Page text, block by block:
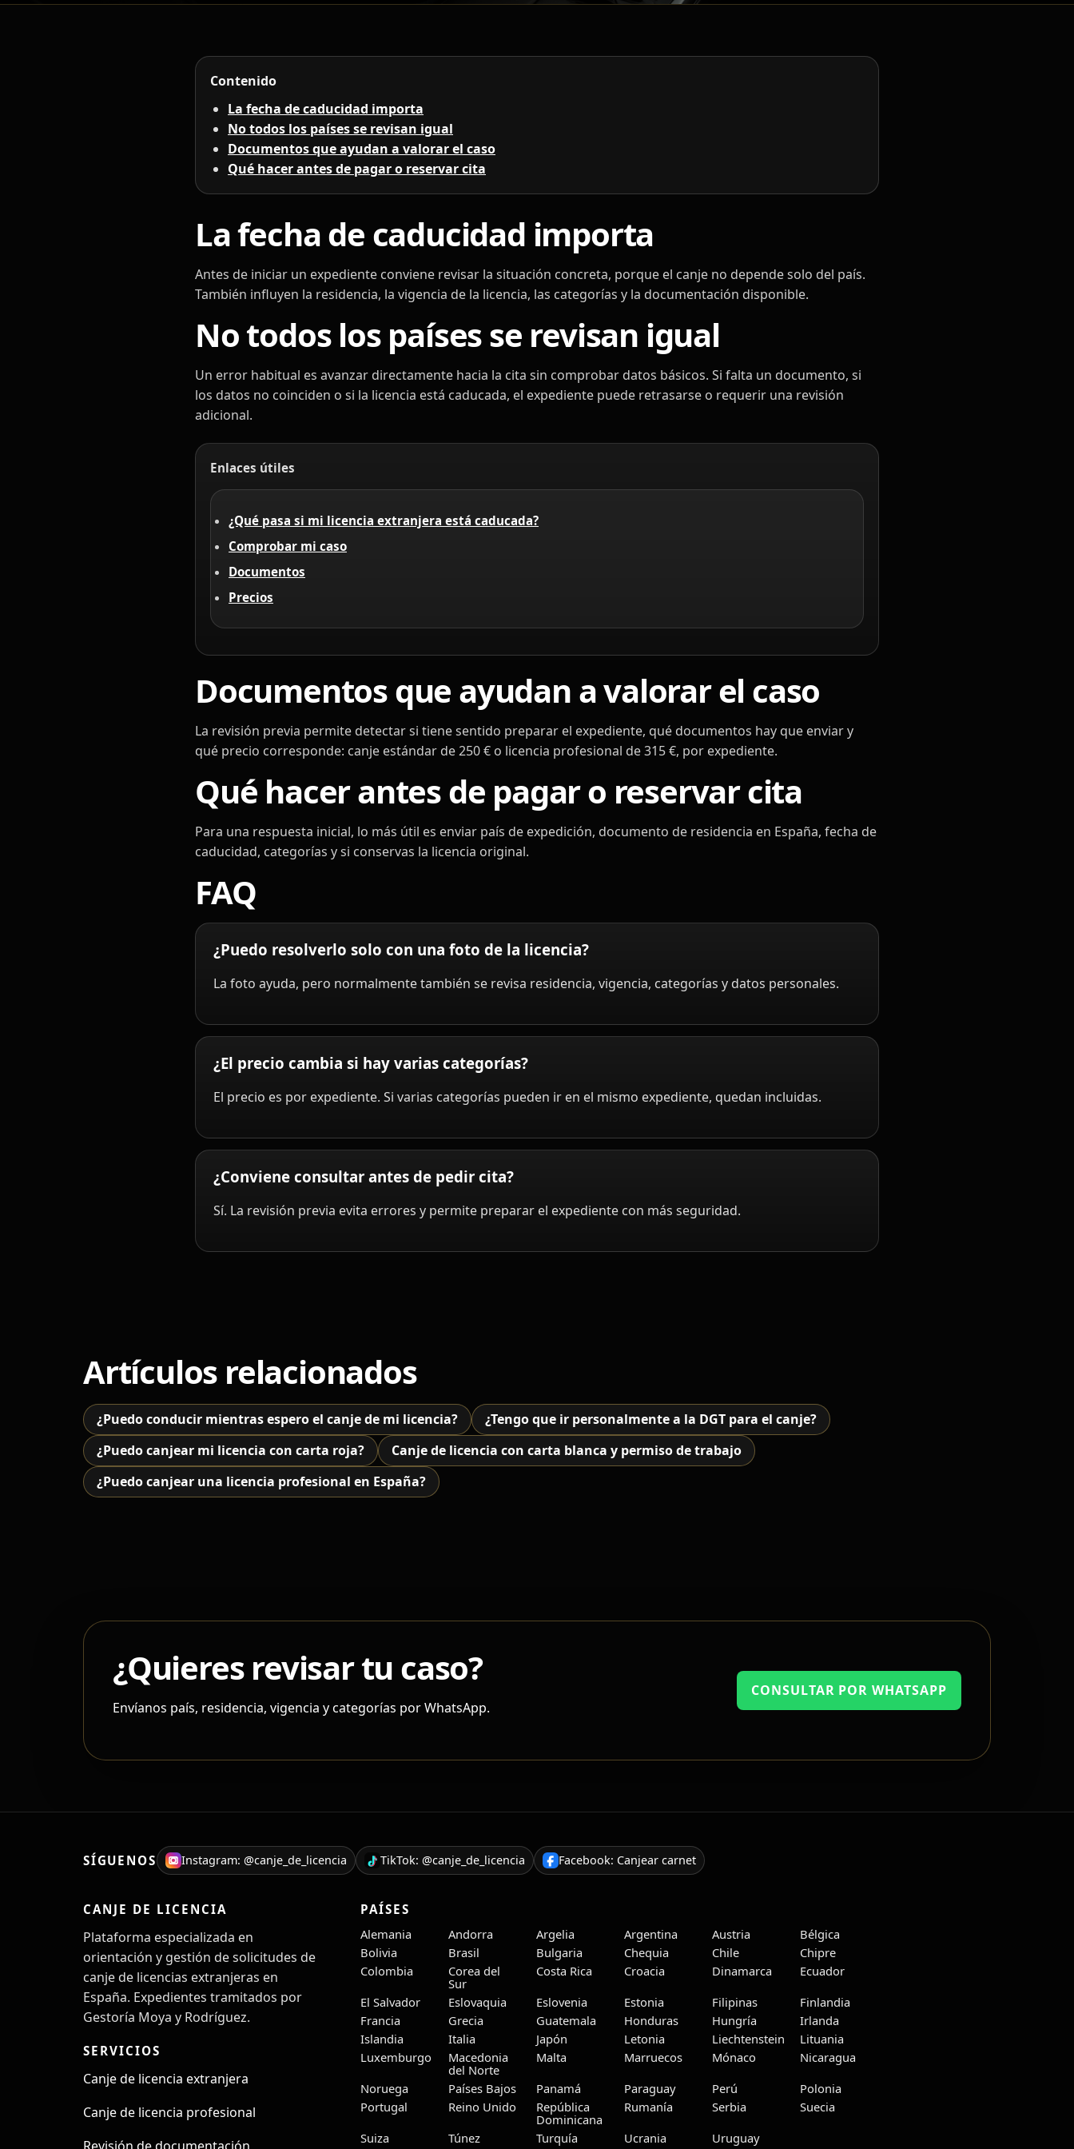
Contenido
La fecha de caducidad importa
No todos los países se revisan igual
Documentos que ayudan a valorar el caso
Qué hacer antes de pagar o reservar cita
La fecha de caducidad importa
Antes de iniciar un expediente conviene revisar la situación concreta, porque el canje no depende solo del país.
También influyen la residencia, la vigencia de la licencia, las categorías y la documentación disponible.
No todos los países se revisan igual
Un error habitual es avanzar directamente hacia la cita sin comprobar datos básicos. Si falta un documento, si
los datos no coinciden o si la licencia está caducada, el expediente puede retrasarse o requerir una revisión
adicional.
Enlaces útiles
¿Qué pasa si mi licencia extranjera está caducada?
Comprobar mi caso
Documentos
Precios
Documentos que ayudan a valorar el caso
La revisión previa permite detectar si tiene sentido preparar el expediente, qué documentos hay que enviar y
qué precio corresponde: canje estándar de 250 € o licencia profesional de 315 €, por expediente.
Qué hacer antes de pagar o reservar cita
Para una respuesta inicial, lo más útil es enviar país de expedición, documento de residencia en España, fecha de
caducidad, categorías y si conservas la licencia original.
FAQ
¿Puedo resolverlo solo con una foto de la licencia?
La foto ayuda, pero normalmente también se revisa residencia, vigencia, categorías y datos personales.
¿El precio cambia si hay varias categorías?
El precio es por expediente. Si varias categorías pueden ir en el mismo expediente, quedan incluidas.
¿Conviene consultar antes de pedir cita?
Sí. La revisión previa evita errores y permite preparar el expediente con más seguridad.
Artículos relacionados
¿Puedo conducir mientras espero el canje de mi licencia?
¿Tengo que ir personalmente a la DGT para el canje?
¿Puedo canjear mi licencia con carta roja?
Canje de licencia con carta blanca y permiso de trabajo
¿Puedo canjear una licencia profesional en España?
¿Quieres revisar tu caso?
Envíanos país, residencia, vigencia y categorías por WhatsApp.
CONSULTAR POR WHATSAPP
SÍGUENOS Instagram: @canje_de_licencia TikTok: @canje_de_licencia Facebook: Canjear carnet
CANJE DE LICENCIA
Plataforma especializada en
orientación y gestión de solicitudes de
canje de licencias extranjeras en
España. Expedientes tramitados por
Gestoría Moya y Rodríguez.
SERVICIOS
Canje de licencia extranjera
Canje de licencia profesional
Revisión de documentación
PAÍSES
Alemania
Andorra Argelia Argentina Austria
Bélgica
Bolivia
Brasil Bulgaria Chequia Chile
Chipre
Colombia
Corea del
Sur
Costa Rica Croacia Dinamarca
Ecuador
El Salvador
Eslovaquia Eslovenia Estonia Filipinas
Finlandia
Francia
Grecia Guatemala Honduras Hungría
Irlanda
Islandia
Italia Japón Letonia Liechtenstein
Lituania
Luxemburgo
Macedonia
del Norte
Malta Marruecos Mónaco
Nicaragua
Noruega
Países Bajos Panamá Paraguay Perú
Polonia
Portugal
Reino Unido
República
Dominicana
Rumanía Serbia
Suecia
Suiza
Túnez Turquía Ucrania Uruguay